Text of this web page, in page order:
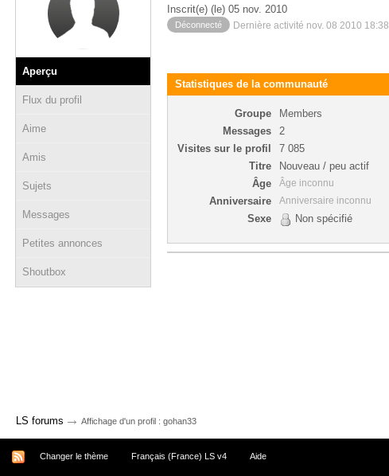
Aperçu
Flux du profil
Aime
Amis
Sujets
Messages
Petites annonces
Shoutbox
Inscrit(e) (le) 05 nov. 2010
Déconnecté Dernière activité nov. 08 2010 18:38
Statistiques de la communauté
Groupe
Members
Messages
2
Visites sur le profil
7 085
Titre
Nouveau / peu actif
Âge
Âge inconnu
Anniversaire Anniversaire inconnu
Sexe Non spécifié
LS forums → Affichage d'un profil : gohan33
Changer le thème Français (France) LS v4 Aide